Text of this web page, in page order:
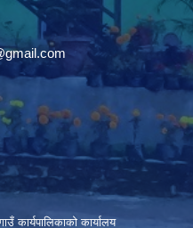
कार्यपालिकाको कार्यालय